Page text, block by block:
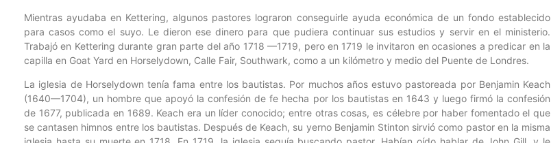
Mientras ayudaba en Kettering, algunos pastores lograron conseguirle ayuda económica de un fondo establecido
para casos como el suyo. Le dieron ese dinero para que pudiera continuar sus estudios y servir en el ministerio.
Trabajó en Kettering durante gran parte del año 1718 —1719, pero en 1719 le invitaron en ocasiones a predicar en la
capilla en Goat Yard en Horselydown, Calle Fair, Southwark, como a un kilómetro y medio del Puente de Londres.
La iglesia de Horselydown tenía fama entre los bautistas. Por muchos años estuvo pastoreada por Benjamin Keach
(1640—1704), un hombre que apoyó la confesión de fe hecha por los bautistas en 1643 y luego firmó la confesión
de 1677, publicada en 1689. Keach era un líder conocido; entre otras cosas, es célebre por haber fomentado el que
se cantasen himnos entre los bautistas. Después de Keach, su yerno Benjamin Stinton sirvió como pastor en la misma